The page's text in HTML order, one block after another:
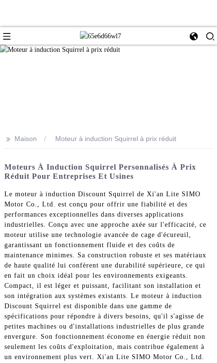
>> Maison Moteur à induction Squirrel à prix réduit
Moteurs À Induction Squirrel Personnalisés À Prix
Réduit Pour Entreprises Et Usines
Le moteur à induction Discount Squirrel de Xi'an Lite SIMO
Motor Co., Ltd. est conçu pour offrir une fiabilité et des
performances exceptionnelles dans diverses applications
industrielles. Conçu avec une approche axée sur l'efficacité, ce
moteur utilise une technologie avancée de cage d'écureuil,
garantissant un fonctionnement fluide et des coûts de
maintenance minimes. Sa construction robuste et ses matériaux
de haute qualité lui confèrent une durabilité supérieure, ce qui
en fait un choix idéal pour les environnements exigeants.
Compact, il est léger et puissant, facilitant son installation et
son intégration aux systèmes existants. Le moteur à induction
Discount Squirrel est disponible dans une gamme de
spécifications pour répondre à divers besoins, qu'il s'agisse de
petites machines ou d'installations industrielles de plus grande
envergure. Son fonctionnement économe en énergie réduit non
seulement les coûts d'exploitation, mais contribue également à
un environnement plus vert. Xi'an Lite SIMO Motor Co., Ltd.